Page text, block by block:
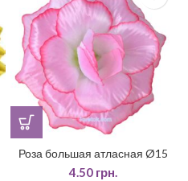
Роза большая атласная Ø15
4.50 грн.